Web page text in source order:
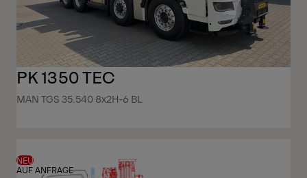
PK 1350 TEC
MAN TGS 35.540 8x2H-6 BL
NEU
AUF ANFRAGE